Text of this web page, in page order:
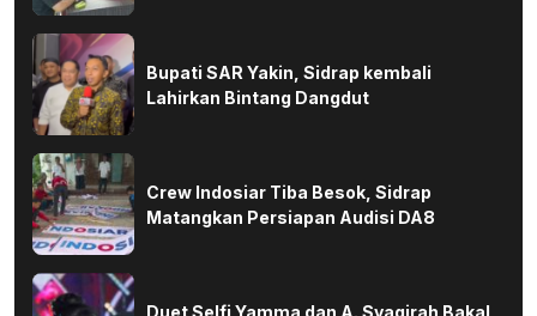
Bupati SAR Yakin, Sidrap kembali
Lahirkan Bintang Dangdut
Crew Indosiar Tiba Besok, Sidrap
Matangkan Persiapan Audisi DA8
Duet Selfi Yamma dan A. Syaqirah Bakal